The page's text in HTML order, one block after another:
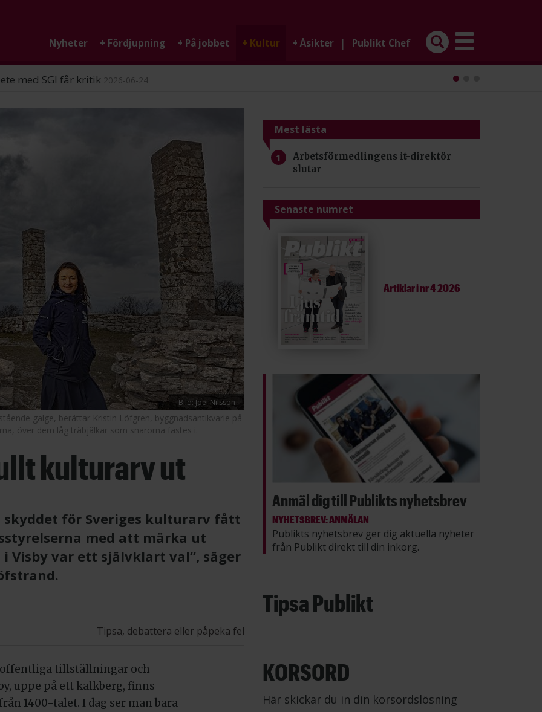
Nyheter + Fördjupning + På jobbet + Kultur + Åsikter | Publikt Chef
2026-06-25
Bild: Joel Nilsson
galge, berättar Kristin Löfgren, byggnadsantikvarie på
över dem låg träbjälkar som snarorna fästes i.
kulturarv ut
för Sveriges kulturarv fått
med att märka ut
Visby var ett självklart val”, säger
Tipsa, debattera eller påpeka fel
tillställningar och
uppe på ett kalkberg, finns
1400-talet. I dag ser man bara
Mest lästa
Arbetsförmedlingens it-direktör
slutar
Senaste numret
Artiklar inr 4 2026
Anmäl dig till Publikts nyhetsbrev
NYHETSBREV: ANMÄLAN
Publikts nyhetsbrev ger dig aktuella nyheter
från Publikt direkt till din inkorg.
Tipsa Publikt
KORSORD
Här skickar du in din korsordslösning